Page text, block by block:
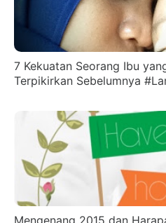
7 Kekuatan Seorang Ibu
Terpikirkan Sebelumnya
Mengenang 2015 dan